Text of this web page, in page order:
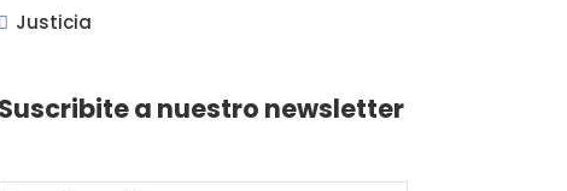
Justicia
Suscribite a nuestro newsletter